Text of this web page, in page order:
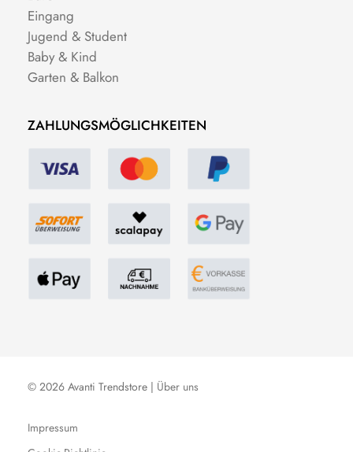
Eingang
Jugend & Student
Baby & Kind
Garten & Balkon
ZAHLUNGSMÖGLICHKEITEN
© 2026 Avanti Trendstore | Über uns
Impressum